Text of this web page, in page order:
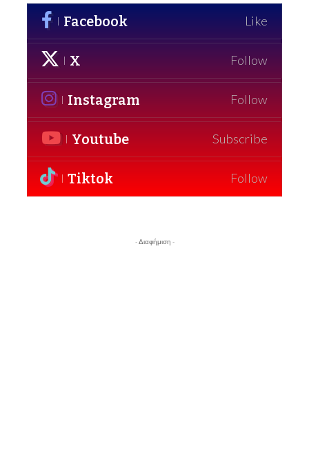
Facebook Like
X Follow
Instagram Follow
Youtube Subscribe
Tiktok Follow
- Διαφήμιση -